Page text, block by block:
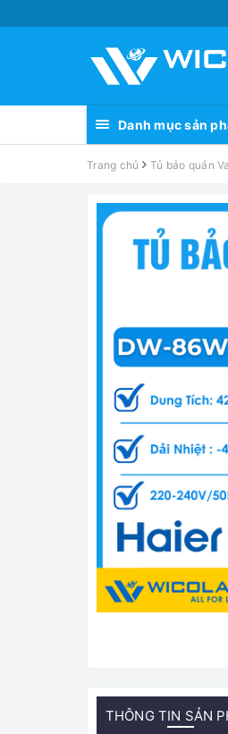
Danh mục sản
Trang chủ Tủ bảo quản
THÔNG TIN SẢN